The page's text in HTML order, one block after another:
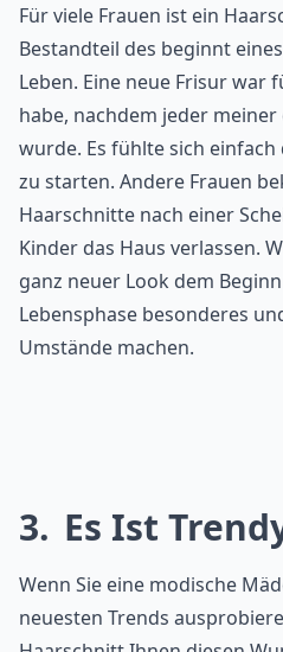
Für viele Frauen ist ein
Bestandteil des beginnt
Leben. Eine neue Frisur war
habe, nachdem jeder
wurde. Es fühlte sich einfach
zu starten. Andere Frauen
Haarschnitte nach einer
Kinder das Haus verlassen.
ganz neuer Look dem
Lebensphase besonderes
Umstände machen.
3 Es Ist
Wenn Sie eine modische
neuesten Trends